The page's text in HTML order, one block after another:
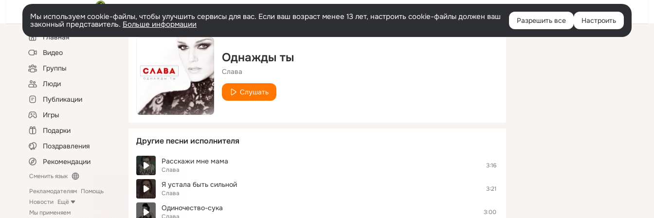
Войти
Мы используем cookie-файлы, чтобы улучшить сервисы для вас. Если ваш возраст менее 13 лет, настроить cookie-файлы должен ваш
законный представитель. Больше информации Разрешить все Настроить
Левая
колонкаГлавная
Видео
Группы
Люди
Публикации
Игры
Подарки
Поздравления
Рекомендации
Сменить язык
Рекламодателям Помощь
Новости Ещё
Мы применяем
Однажды ты
Слава
Слушать
Другие песни исполнителя
Расскажи мне мама
Слава
3:16
Я устала быть сильной
Слава
3:21
Одиночество-сука 3:00